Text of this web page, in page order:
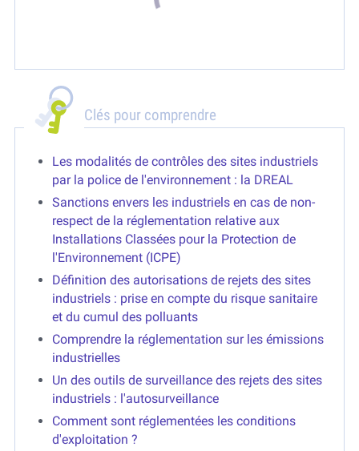
Clés pour comprendre
Les modalités de contrôles des sites industriels
par la police de l'environnement : la DREAL
Sanctions envers les industriels en cas de non-
respect de la réglementation relative aux
Installations Classées pour la Protection de
l'Environnement (ICPE)
Définition des autorisations de rejets des sites
industriels : prise en compte du risque sanitaire
et du cumul des polluants
Comprendre la réglementation sur les émissions
industrielles
Un des outils de surveillance des rejets des sites
industriels : l'autosurveillance
Comment sont réglementées les conditions
d'exploitation ?